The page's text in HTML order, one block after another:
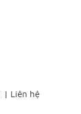
| Liên hệ